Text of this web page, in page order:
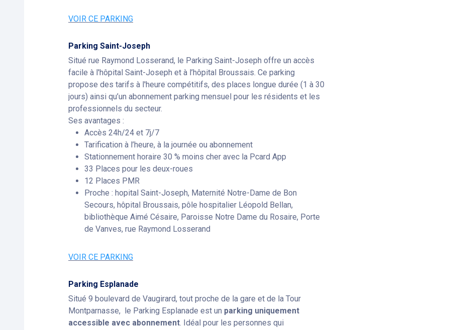
VOIR CE PARKING
Parking Saint-Joseph
Situé rue Raymond Losserand, le Parking Saint-Joseph offre un accès
facile à l'hôpital Saint-Joseph et à l’hôpital Broussais. Ce parking
propose des tarifs à l'heure compétitifs, des places longue durée (1 à 30
jours) ainsi qu’un abonnement parking mensuel pour les résidents et les
professionnels du secteur.
Ses avantages :
Accès 24h/24 et 7j/7
Tarification à l’heure, à la journée ou abonnement
Stationnement horaire 30 % moins cher avec la Pcard App
33 Places pour les deux-roues
12 Places PMR
Proche : hopital Saint-Joseph, Maternité Notre-Dame de Bon
Secours, hôpital Broussais, pôle hospitalier Léopold Bellan,
bibliothèque Aimé Césaire, Paroisse Notre Dame du Rosaire, Porte
de Vanves, rue Raymond Losserand
VOIR CE PARKING
Parking Esplanade
Situé 9 boulevard de Vaugirard, tout proche de la gare et de la Tour
Montparnasse, le Parking Esplanade est un parking uniquement
accessible avec abonnement. Idéal pour les personnes qui